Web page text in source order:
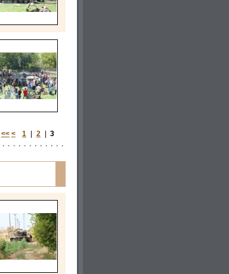
<< < 1 2 3